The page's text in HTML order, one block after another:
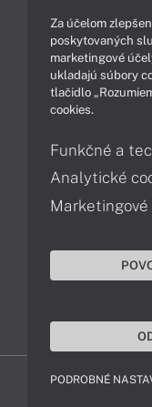
Podpora a servis
043 4224
Za účelom
poskytovaných
marketingové
ukladajú súbory
tlačidlo
cookies.
Funkčné a
Analytické
Marketingové
PODROBNÉ